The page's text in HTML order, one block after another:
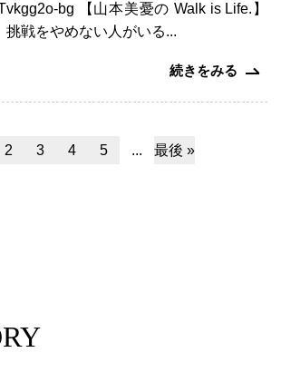
bg 【山本美憂の Walk is Life.】
挑戦をやめない人がいる...
続きをみる
2 3 4 5 ... 最後 »